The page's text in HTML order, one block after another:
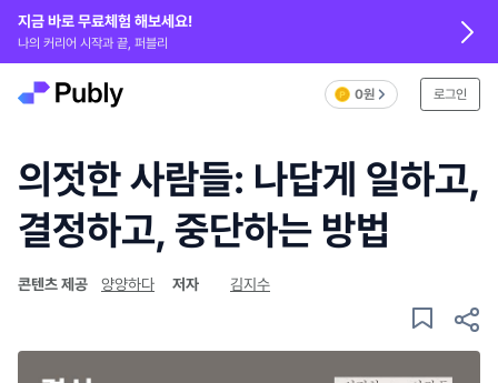
지금 바로 무료체험 해보세요!
나의 커리어 시작과 끝, 퍼블리
0원 로그인
의젓한 사람들: 나답게 일하고,
결정하고, 중단하는 방법
콘텐츠 제공 양양하다 저자 김지수